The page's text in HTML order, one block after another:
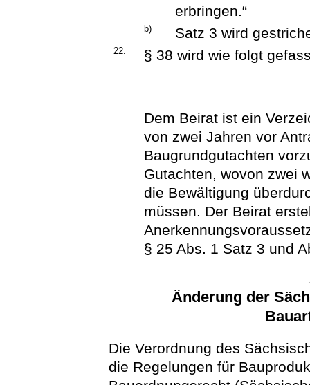
erbringen.“
b) Satz 3 wird
22. § 38 wird wie folgt
Dem Beirat ist ein
von zwei Jahren vor
Baugrundgutachten
Gutachten, wovon zwei
die Bewältigung
müssen. Der Beirat
§ 25 Abs. 1 Satz 3 und
Änderung der
Die Verordnung des
die Regelungen für